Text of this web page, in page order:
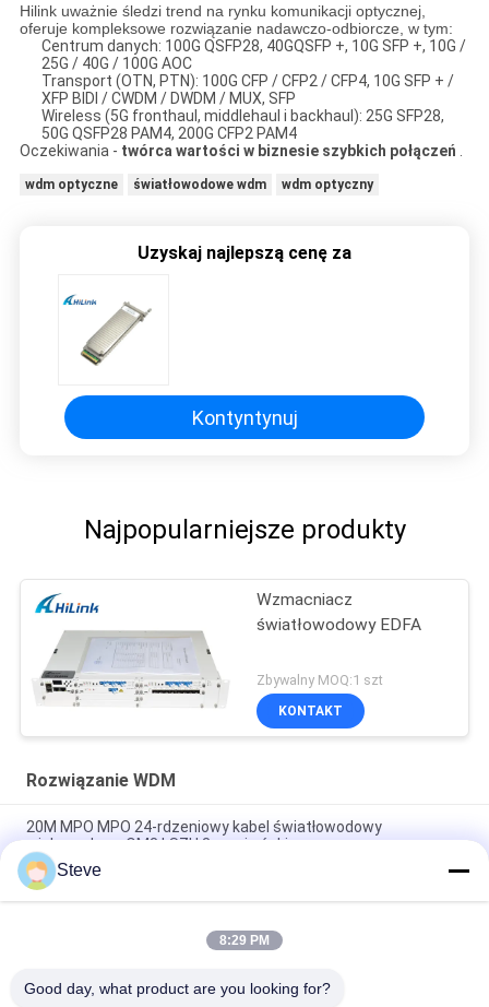
Hilink uważnie śledzi trend na rynku komunikacji optycznej,
oferuje kompleksowe rozwiązanie nadawczo-odbiorcze, w tym:
Centrum danych: 100G QSFP28, 40GQSFP +, 10G SFP +, 10G /
25G / 40G / 100G AOC
Transport (OTN, PTN): 100G CFP / CFP2 / CFP4, 10G SFP + /
XFP BIDI / CWDM / DWDM / MUX, SFP
Wireless (5G fronthaul, middlehaul i backhaul): 25G SFP28,
50G QSFP28 PAM4, 200G CFP2 PAM4
Oczekiwania - twórca wartości w biznesie szybkich połączeń .
wdm optyczne światłowodowe wdm wdm optyczny
Uzyskaj najlepszą cenę za
Kontyntynuj
Najpopularniejsze produkty
Wzmacniacz
światłowodowy EDFA
Zbywalny MOQ:1 szt
KONTAKT
Rozwiązanie WDM
20M MPO MPO 24-rdzeniowy kabel światłowodowy
wielomodowy OM3 LSZH 3mm żeński
Rozwiązanie CWDM MUX DEMUX WDM Światłowód 1U RACK 9
+ 1 kanał
LSZH OM4 Multimode MPO Breakout Cable 5M Duplex 8
Steve
8:29 PM
Good day, what product are you looking for?